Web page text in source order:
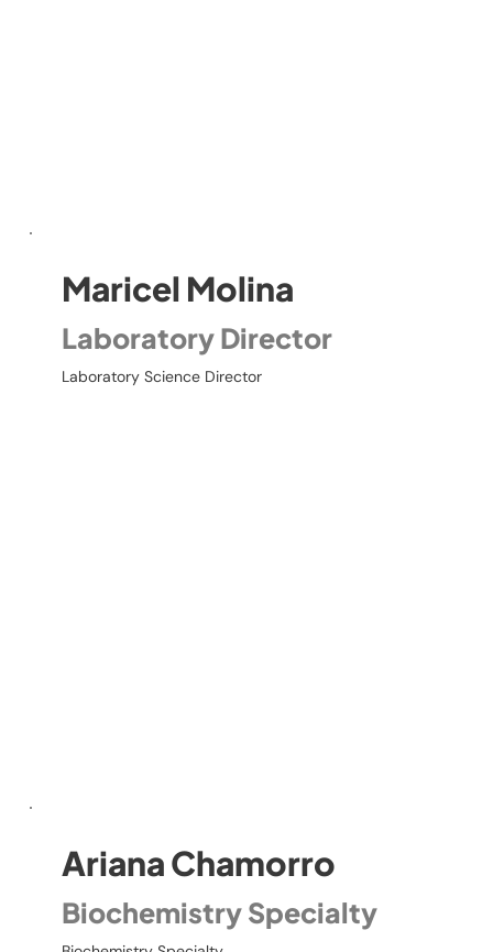
Maricel Molina
Laboratory Director
Laboratory Science Director
Ariana Chamorro
Biochemistry Specialty